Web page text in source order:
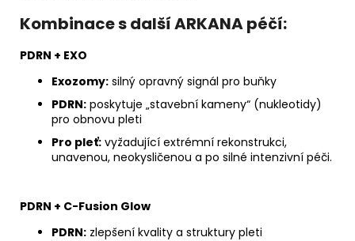
Kombinace s další ARKANA péčí:
PDRN + EXO
Exozomy: silný opravný signál pro buňky
PDRN: poskytuje „stavební kameny“ (nukleotidy)
pro obnovu pleti
Pro pleť: vyžadující extrémní rekonstrukci,
unavenou, neokysličenou a po silné intenzivní péči.
PDRN + C-Fusion Glow
PDRN: zlepšení kvality a struktury pleti